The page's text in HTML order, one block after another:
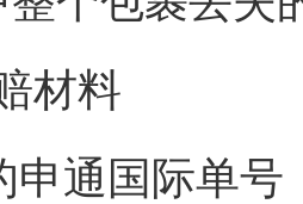
材料
申通国际单号